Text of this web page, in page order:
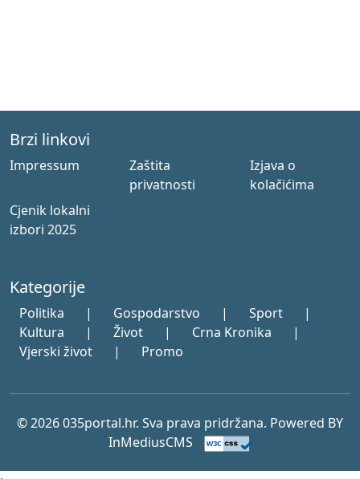
Brzi linkovi
Impressum
Zaštita
privatnosti
Izjava o
kolačićima
Cjenik lokalni
izbori 2025
Kategorije
Politika | Gospodarstvo | Sport
|
Kultura
| Život | Crna Kronika
|
Vjerski život
| Promo
© 2026 035portal.hr. Sva prava pridržana. Powered BY
InMediusCMS